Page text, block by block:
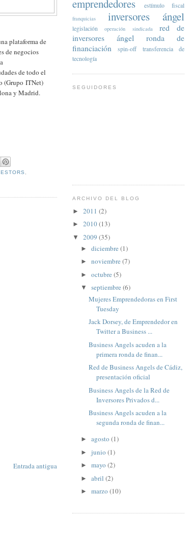
plataforma de
de negocios
de todo el
(Grupo ITNet)
y Madrid.
Entrada antigua
emprendedores estímulo fiscal
franquicias inversores ángel
legislación operación sindicada
red de
inversores ángel
ronda de
financiación
spin-off
transferencia de
tecnología
SEGUIDORES
ARCHIVO DEL BLOG
► 2011 (2)
► 2010(13)
▼ 2009 (35)
► diciembre (1)
► noviembre (7)
► octubre (5)
▼ septiembre (6)
Mujeres Emprendedoras en First
Tuesday
Jack Dorsey, de Emprendedor en
Twitter a Business ...
Business Angels acuden a la
primera ronda de finan...
Red de Business Angels de Cádiz,
presentación oficial
Business Angels de la Red de
Inversores Privados d...
Business Angels acuden a la
segunda ronda de finan...
► agosto (1)
► junio (1)
► mayo (2)
► abril (2)
► marzo (10)